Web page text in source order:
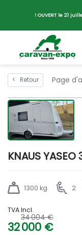
! OUVERT le 21
< Retour Page
KNAUS YASEO
1300 kg 2
TVA Incl.
34 004 €
32 000 €